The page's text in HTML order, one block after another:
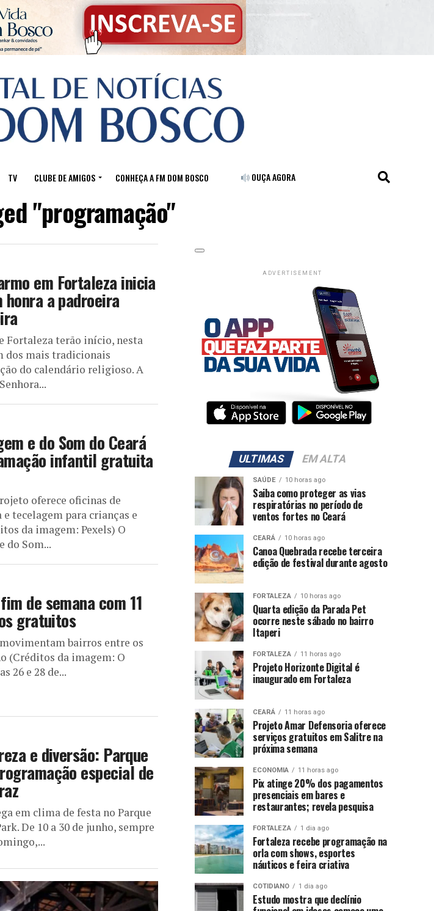
TV CLUBE DE AMIGOS CONHEÇA A FM DOM BOSCO OUÇA AGORA
"programação"
em Fortaleza inicia
a padroeira
Fortaleza terão início, nesta
dos mais tradicionais
do calendário religioso. A
e do Som do Ceará
infantil gratuita
oferece oficinas de
tecelagem para crianças e
da imagem: Pexels) O
do Som...
de semana com 11
gratuitos
movimentam bairros entre os
(Créditos da imagem: O
26 e 28 de...
e diversão: Parque
especial de
em clima de festa no Parque
De 10 a 30 de junho, sempre
ADVERTISEMENT
ULTIMAS EM ALTA
SAÚDE 10 horas ago
Saiba como proteger as vias
respiratórias no período de
ventos fortes no Ceará
CEARÁ 10 horas ago
Canoa Quebrada recebe terceira
edição de festival durante agosto
FORTALEZA 10 horas ago
Quarta edição da Parada Pet
ocorre neste sábado no bairro
Itaperi
FORTALEZA 11 horas ago
Projeto Horizonte Digital é
inaugurado em Fortaleza
CEARÁ 11 horas ago
Projeto Amar Defensoria oferece
serviços gratuitos em Salitre na
próxima semana
ECONOMIA 11 horas ago
Pix atinge 20% dos pagamentos
presenciais em bares e
restaurantes; revela pesquisa
FORTALEZA 1 dia ago
Fortaleza recebe programação na
orla com shows, esportes
náuticos e feira criativa
COTIDIANO 1 dia ago
Estudo mostra que declínio